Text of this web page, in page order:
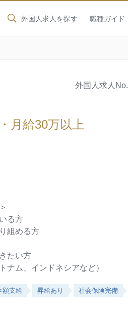
外国人求人を探す 職種ガイド
外国人求人
月給30万以上
る方
組める方
たい方
ム、インドネシアなど）
額支給 昇給あり 社会保険完備